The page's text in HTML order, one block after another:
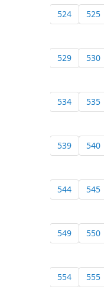
524 525
529 530
534 535
539 540
544 545
549 550
554 555